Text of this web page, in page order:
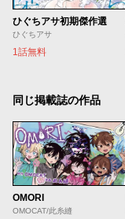
ひぐちアサ初期傑作選
ひぐちアサ
1話無料
同じ掲載誌の作品
OMORI
OMOCAT/此糸縫